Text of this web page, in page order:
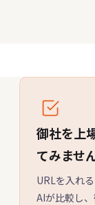
御社を上
てみませ
URLを入れ
AIが比較し